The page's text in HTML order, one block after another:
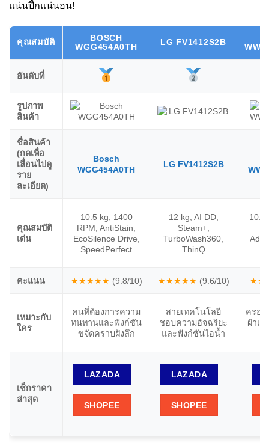
แน่นปึ้กแน่นอน!
คุณสมบัติ
BOSCH
WGG454A0TH
LG FV1412S2B
อันดับที่
รูปภาพ
สินค้า
ชื่อสินค้า
(กดเพื่อ
เลื่อนไปดู
ราย
ละเอียด)
Bosch
WGG454A0TH
LG FV1412S2B
คุณสมบัติ
เด่น
10.5 kg, 1400
RPM, AntiStain,
EcoSilence Drive,
SpeedPerfect
12 kg, AI DD,
Steam+,
TurboWash360,
ThinQ
10.5
คะแนน ★★★★★ (9.8/10) ★★★★★ (9.6/10)
เหมาะกับ
ใคร
คนที่ต้องการความ
ทนทานและฟังก์ชัน
ขจัดคราบฝังลึก
สายเทคโนโลยี
ชอบความอัจฉริยะ
และฟังก์ชันไอน้ำ
ครอ
ผ้าแ
เช็กราคา
ล่าสุด
LAZADA
SHOPEE
LAZADA
SHOPEE